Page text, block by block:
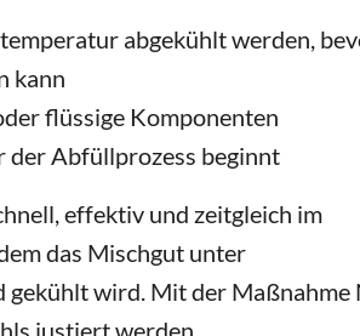
abgekühlt werden,
kann
flüssige Komponenten
der Abfüllprozess beginnt
effektiv und zeitgleich im
das Mischgut unter
gekühlt wird. Mit der Maßnahme
justiert werden.